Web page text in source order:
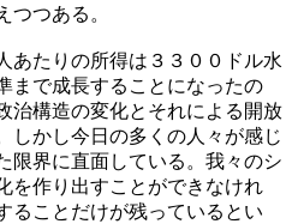
つつある。
あたりの所得は３３００ドル水
まで成長することになったの
治構造の変化とそれによる開放
しかし今日の多くの人々が感じ
限界に直面している。我々のシ
を作り出すことができなけれ
ることだけが残っているとい